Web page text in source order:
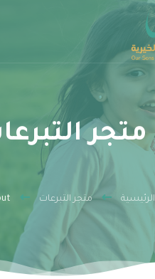
متجر
الرئيسية متجر التبرعات